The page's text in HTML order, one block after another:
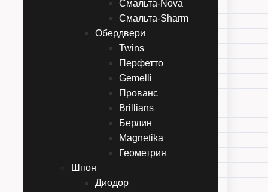
Смальта-Nova
Смальта-Sharm
Обердвери
Twins
Перфетто
Gemelli
Прованс
Brillians
Берлин
Magnetika
Геометрия
Шпон
Диодор
Смальта-Bella
Смальта-Deco
Смальта-Galant
Смальта-Line
Смальта-Nova
Смальта-Sharm
Обердвери
Twins
Перфетто
Gemelli
Прованс
Берлин